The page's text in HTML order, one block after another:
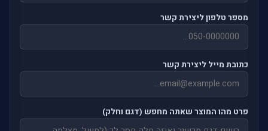
מספר טלפון ליצירת קשר
כתובת מייל ליצירת קשר
פרט מהו המוצר שאתה מחפש (דגם וחלק)